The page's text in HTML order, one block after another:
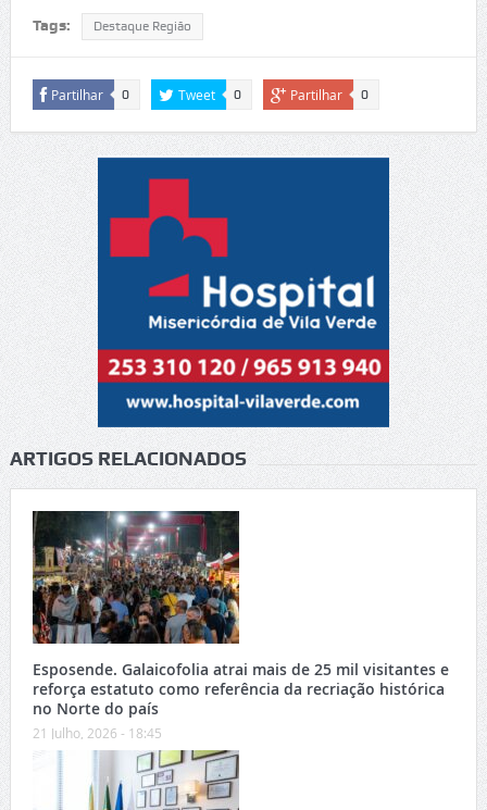
Tags: Destaque Região
Partilhar 0 Tweet 0 Partilhar 0
ARTIGOS RELACIONADOS
Esposende. Galaicofolia atrai mais de 25 mil visitantes e
reforça estatuto como referência da recriação histórica
no Norte do país
21 Julho, 2026 - 18:45